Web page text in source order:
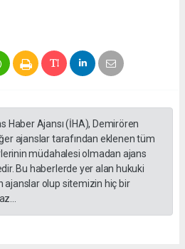
Haber Ajansı (İHA), Demirören
ajanslar tarafından eklenen tüm
müdahalesi olmadan ajans
Bu haberlerde yer alan hukuki
ajanslar olup sitemizin hiç bir